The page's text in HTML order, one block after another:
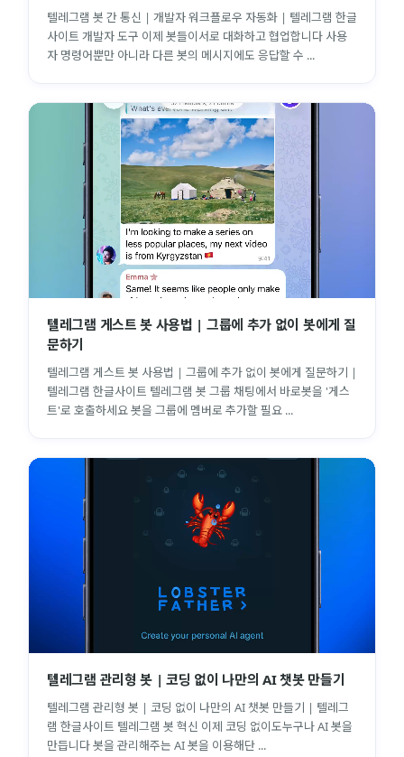
텔레그램 봇 간 통신 | 개발자 워크플로우 자동화 | 텔레그램 한글
사이트 개발자 도구 이제 봇들이서로 대화하고 협업합니다 사용
자 명령어뿐만 아니라 다른 봇의 메시지에도 응답할 수 ...
텔레그램 게스트 봇 사용법 | 그룹에 추가 없이 봇에게 질
문하기
텔레그램 게스트 봇 사용법 | 그룹에 추가 없이 봇에게 질문하기 |
텔레그램 한글사이트 텔레그램 봇 그룹 채팅에서 바로봇을 '게스
트'로 호출하세요 봇을 그룹에 멤버로 추가할 필요 ...
텔레그램 관리형 봇 | 코딩 없이 나만의 AI 챗봇 만들기
텔레그램 관리형 봇 | 코딩 없이 나만의 AI 챗봇 만들기 | 텔레그
램 한글사이트 텔레그램 봇 혁신 이제 코딩 없이도누구나 AI 봇을
만듭니다 봇을 관리해주는 AI 봇을 이용해단 ...